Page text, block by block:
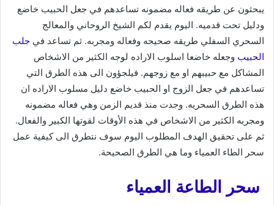
يبحثون عن طريقه فعاله مضمونه تساعدهم في جعل الحبيب خاضع
ودليل تحت قدميه. اليوم يقدم لكم الشيخ الروحاني والمعالج
السحري السفلي طريقه صحيحه وفعاله ومجربه. ثم تساعد في جلب
الحبيب وجعله خاضعا اسلوب الاراده لوجه الكثير من الاشخاص
المشاكل مع حبيبهم او مع زوجهم. فيلجؤون الى هذه الطرق التي
تساعدهم في جعل الزوج او الحبيب خاضع دليل مسلوب الاراده ان
هذه الطرق السحريه. وجدت منذ قديم الزمن وهي فعاله مضمونه
ومجربه الكثير من الاشخاص في هذه الأوقات لقوتها الكبير والفعال.
ثم على تحقيق الهدف المطلوب اليوم سوف نتطرق الى كيفية عمل
سحر الطاء العمياء وما هي الطرق الصحيحة.
سحر الطاعة العمياء